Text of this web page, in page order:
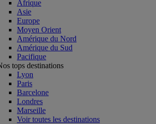
Afrique
Asie
Europe
Moyen Orient
Amérique du Nord
Amérique du Sud
Pacifique
tops destinations
Lyon
Paris
Barcelone
Londres
Marseille
Voir toutes les destinations